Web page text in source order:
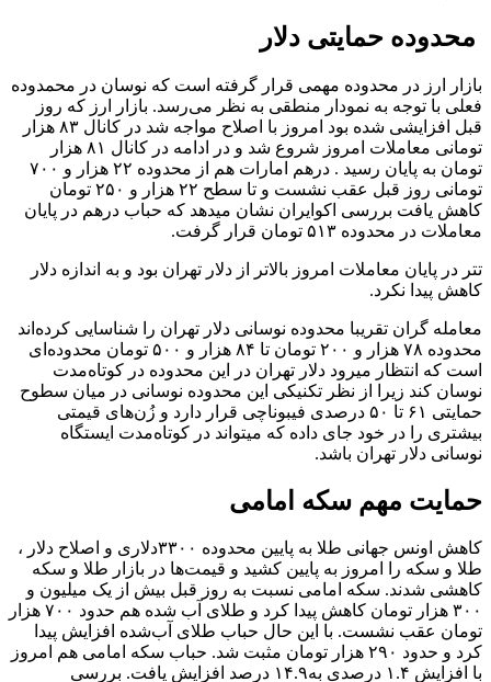
محدوده حمایتی دلار
بازار ارز در محدوده مهمی قرار گرفته است که نوسان در محمدوده
فعلی با توجه به نمودار منطقی به نظر می‌رسد. بازار ارز که روز
قبل افزایشی شده بود امروز با اصلاح مواجه شد در کانال ۸۳ هزار
تومانی معاملات امروز شروع شد و در ادامه در کانال ۸۱ هزار
تومان به پایان رسید . درهم امارات هم از محدوده ۲۲ هزار و ۷۰۰
تومانی روز قبل عقب نشست و تا سطح ۲۲ هزار و ۲۵۰ تومان
کاهش یافت بررسی اکوایران نشان میدهد که حباب درهم در پایان
معاملات در محدوده ۵۱۳ تومان قرار گرفت.
تتر در پایان معاملات امروز بالاتر از دلار تهران بود و به اندازه دلار
کاهش پیدا نکرد.
معامله گران تقریبا محدوده نوسانی دلار تهران را شناسایی کرده‌اند
محدوده ۷۸ هزار و ۲۰۰ تومان تا ۸۴ هزار و ۵۰۰ تومان محدوده‌ای
است که انتظار میرود دلار تهران در این محدوده در کوتاه‌مدت
نوسان کند زیرا از نظر تکنیکی این محدوده نوسانی در میان سطوح
حمایتی ۶۱ تا ۵۰ درصدی فیبوناچی قرار دارد و زُن‌های قیمتی
بیشتری را در خود جای داده که میتواند در کوتاه‌مدت ایستگاه
نوسانی دلار تهران باشد.
حمایت مهم سکه امامی
کاهش اونس جهانی طلا به پایین محدوده ۳۳۰۰دلاری و اصلاح دلار ،
طلا و سکه را امروز‌ به پایین کشید و قیمت‌ها در بازار طلا و سکه
کاهشی شدند. سکه امامی نسبت به روز قبل بیش از یک میلیون و
۳۰۰ هزار تومان کاهش پیدا کرد و طلای آب شده هم حدود ۷۰۰ هزار
تومان عقب نشست. با این حال حباب طلای آب‌شده افزایش پیدا
کرد و حدود ۲۹۰ هزار تومان مثبت شد. حباب سکه امامی هم امروز
با افزایش ۱.۴ درصدی به۱۴.۹ درصد افزایش یافت. بررسی